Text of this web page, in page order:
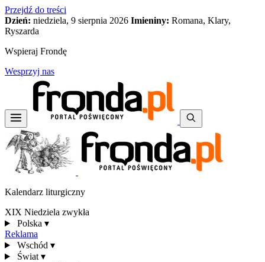
Przejdź do treści
Dzień: niedziela, 9 sierpnia 2026 Imieniny: Romana, Klary,
Ryszarda
Wspieraj Frondę
Wesprzyj nas
Kalendarz liturgiczny
XIX Niedziela zwykła
Polska ▾
Reklama
Wschód ▾
Świat ▾